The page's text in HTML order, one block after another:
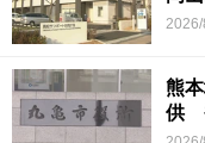
2026/
熊
供